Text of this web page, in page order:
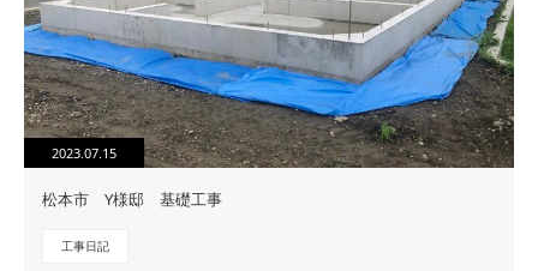
2023.07.15
松本市 Y様邸 基礎工事
工事日記